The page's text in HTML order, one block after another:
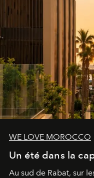
WE LOVE MOROCCO
Un été dans la
Au sud de Rabat, sur